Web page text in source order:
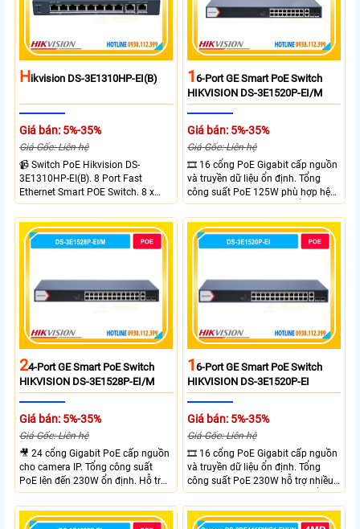
HIkvision DS-3E1310HP-EI(B)
Giá bán: 5%-35%
Giá Gốc: Liên hệ
📹 Switch PoE Hikvision DS-
3E1310HP-EI(B). 8 Port Fast
Ethernet Smart POE Switch. 8 x
10/100M PoE Ports, 2 x Gigabit
Uplink Ports.
16-Port GE Smart PoE Switch
HIKVISION DS-3E1520P-EI/M
Giá bán: 5%-35%
Giá Gốc: Liên hệ
🎞 16 cổng PoE Gigabit cấp nguồn
và truyền dữ liệu ổn định. Tổng
công suất PoE 125W phù hợp hệ
thống camera IP vừa. 2 cổng RJ45
Gigabit và 2 cổng quang SFP mở
rộng linh hoạt. Hỗ trợ truyền PoE
xa tối đa lên đến 300 mét.
24-Port GE Smart PoE Switch
HIKVISION DS-3E1528P-EI/M
Giá bán: 5%-35%
Giá Gốc: Liên hệ
🎥 24 cổng Gigabit PoE cấp nguồn
cho camera IP. Tổng công suất
PoE lên đến 230W ổn định. Hỗ trợ
truyền PoE xa đến 300 mét. Băng
thông chuyển mạch đạt 68 Gbps
mạnh mẽ.
16-Port GE Smart PoE Switch
HIKVISION DS-3E1520P-EI
Giá bán: 5%-35%
Giá Gốc: Liên hệ
🎞 16 cổng PoE Gigabit cấp nguồn
và truyền dữ liệu ổn định. Tổng
công suất PoE 230W hỗ trợ nhiều
thiết bị cùng lúc. Tốc độ chuyển
mạch 68Gbps đảm bảo hiệu suất
cao ổn định. Hỗ trợ truyền PoE xa